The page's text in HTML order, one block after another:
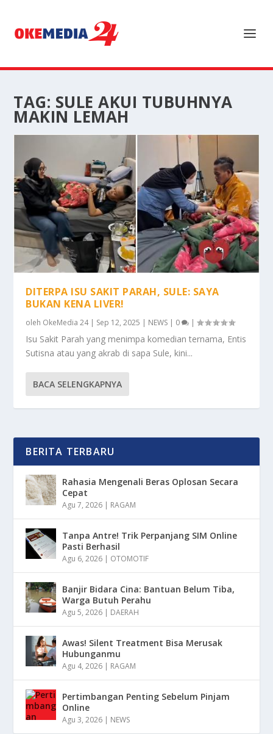
TAG: SULE AKUI TUBUHNYA
MAKIN LEMAH
DITERPA ISU SAKIT PARAH, SULE: SAYA
BUKAN KENA LIVER!
oleh OkeMedia 24| Sep 12, 2025 | NEWS | 0 |
Isu Sakit Parah yang menimpa komedian ternama, Entis
Sutisna atau yang akrab di sapa Sule, kini...
BACA SELENGKAPNYA
BERITA TERBARU
Rahasia Mengenali Beras Oplosan Secara
Cepat
Agu 7, 2026 | RAGAM
Tanpa Antre! Trik Perpanjang SIM Online
Pasti Berhasil
Agu 6, 2026 | OTOMOTIF
Banjir Bidara Cina: Bantuan Belum Tiba,
Warga Butuh Perahu
Agu 5, 2026 | DAERAH
Awas! Silent Treatment Bisa Merusak
Hubunganmu
Agu 4, 2026 | RAGAM
Pertimbangan Penting Sebelum Pinjam
Online
Agu 3, 2026 | NEWS